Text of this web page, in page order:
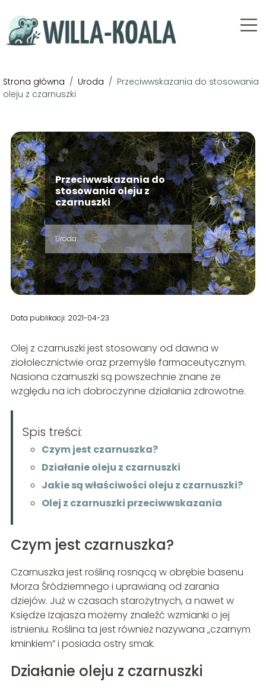
Strona główna / Uroda / Przeciwwskazania do stosowania
oleju z czarnuszki
Przeciwwskazania do
stosowania oleju z
czarnuszki
Uroda
Data publikacji: 2021-04-23
Olej z czarnuszki jest stosowany od dawna w
ziołolecznictwie oraz przemyśle farmaceutycznym.
Nasiona czarnuszki są powszechnie znane ze
względu na ich dobroczynne działania zdrowotne.
Spis treści:
Czym jest czarnuszka?
Działanie oleju z czarnuszki
Jakie są właściwości oleju z czarnuszki?
Olej z czarnuszki przeciwwskazania
Czym jest czarnuszka?
Czarnuszka jest rośliną rosnącą w obrębie basenu
Morza Śródziemnego i uprawianą od zarania
dziejów. Już w czasach starożytnych, a nawet w
Księdze Izajasza możemy znaleźć wzmianki o jej
istnieniu. Roślina ta jest również nazywana „czarnym
kminkiem” i posiada ostry smak.
Działanie oleju z czarnuszki